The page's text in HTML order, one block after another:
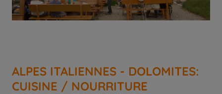
ALPES ITALIENNES - DOLOMITES:
CUISINE / NOURRITURE